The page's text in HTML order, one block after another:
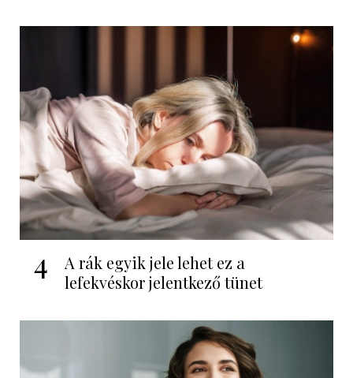
4
A rák egyik jele lehet ez a
lefekvéskor jelentkező tünet